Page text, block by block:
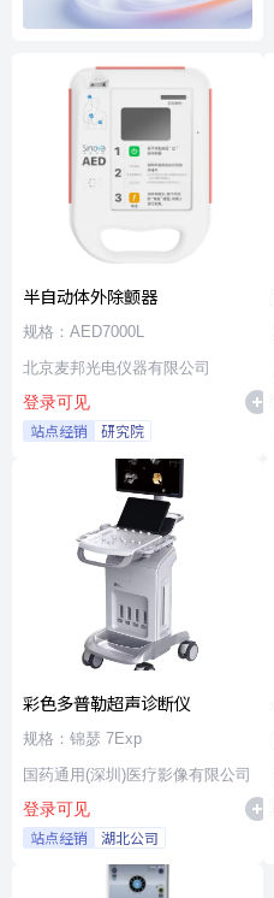
半自动体外除颤器
规格：AED7000L
北京麦邦光电仪器有限公司
登录可见
站点经销 研究院
彩色多普勒超声诊断仪
规格：锦瑟 7Exp
国药通用(深圳)医疗影像有限公司
登录可见
站点经销 湖北公司